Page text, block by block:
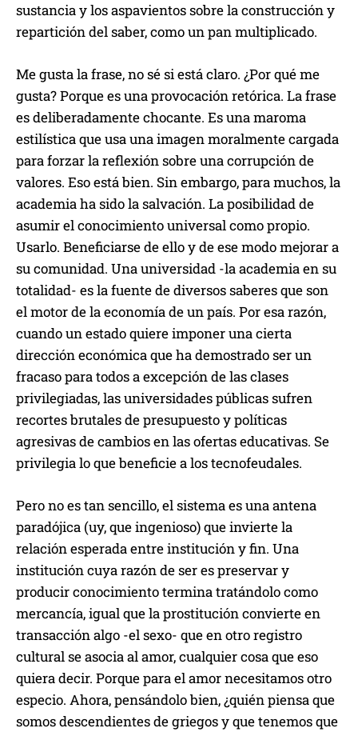
sustancia y los aspavientos sobre la construcción y
repartición del saber, como un pan multiplicado.
Me gusta la frase, no sé si está claro. ¿Por qué me
gusta? Porque es una provocación retórica. La frase
es deliberadamente chocante. Es una maroma
estilística que usa una imagen moralmente cargada
para forzar la reflexión sobre una corrupción de
valores. Eso está bien. Sin embargo, para muchos, la
academia ha sido la salvación. La posibilidad de
asumir el conocimiento universal como propio.
Usarlo. Beneficiarse de ello y de ese modo mejorar a
su comunidad. Una universidad -la academia en su
totalidad- es la fuente de diversos saberes que son
el motor de la economía de un país. Por esa razón,
cuando un estado quiere imponer una cierta
dirección económica que ha demostrado ser un
fracaso para todos a excepción de las clases
privilegiadas, las universidades públicas sufren
recortes brutales de presupuesto y políticas
agresivas de cambios en las ofertas educativas. Se
privilegia lo que beneficie a los tecnofeudales.
Pero no es tan sencillo, el sistema es una antena
paradójica (uy, que ingenioso) que invierte la
relación esperada entre institución y fin. Una
institución cuya razón de ser es preservar y
producir conocimiento termina tratándolo como
mercancía, igual que la prostitución convierte en
transacción algo -el sexo- que en otro registro
cultural se asocia al amor, cualquier cosa que eso
quiera decir. Porque para el amor necesitamos otro
especio. Ahora, pensándolo bien, ¿quién piensa que
somos descendientes de griegos y que tenemos que